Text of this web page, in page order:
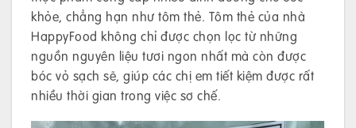
khỏe, chẳng hạn như tôm thẻ. Tôm thẻ của nhà
HappyFood không chỉ được chọn lọc từ những
nguồn nguyên liệu tươi ngon nhất mà còn được
bóc vỏ sạch sẽ, giúp các chị em tiết kiệm được rất
nhiều thời gian trong việc sơ chế.